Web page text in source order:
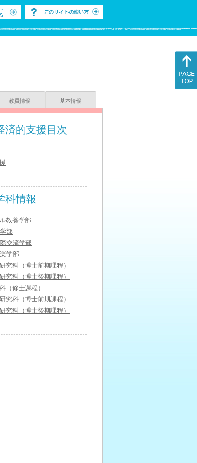
教員情報 基本情報
済的支援目次
科情報
教養学部
部
交流学部
学部
究科（博士前期課程）
究科（博士後期課程）
（修士課程）
究科（博士前期課程）
究科（博士後期課程）